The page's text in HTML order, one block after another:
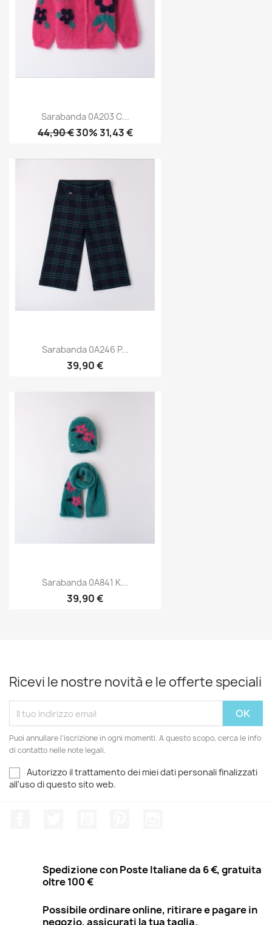
Sarabanda 0A203 C...
44,90 €30% 31,43 €
Sarabanda 0A246 P...
39,90 €
Sarabanda 0A841 K...
39,90 €
Ricevi le nostre novità e le offerte speciali
Puoi annullare l'iscrizione in ogni momenti. A questo scopo, cerca le info
di contatto nelle note legali.
Autorizzo il trattamento dei miei dati personali finalizzati
all'uso di questo sito web.
Spedizione con Poste Italiane da 6 €, gratuita
oltre 100 €
Possibile ordinare online, ritirare e pagare in
negozio, assicurati la tua taglia.